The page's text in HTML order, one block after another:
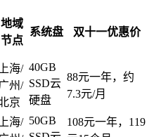
地域
节点
系统盘 双十一优惠价
上海/
州/
京
40GB
SSD云
硬盘
88元一年，约
7.3元/月
上海/ 50GB
108元一年，119